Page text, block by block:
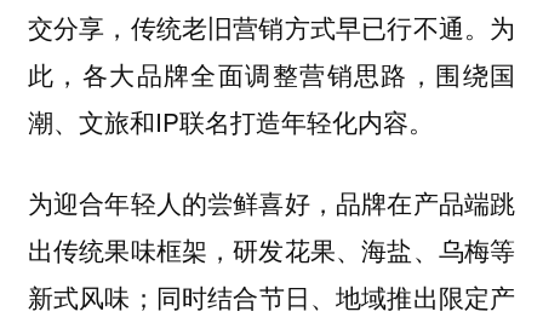
交分享，传统老旧营销方式早已行不通。为
此，各大品牌全面调整营销思路，围绕国
潮、文旅和IP联名打造年轻化内容。
为迎合年轻人的尝鲜喜好，品牌在产品端跳
出传统果味框架，研发花果、海盐、乌梅等
新式风味；同时结合节日、地域推出限定产